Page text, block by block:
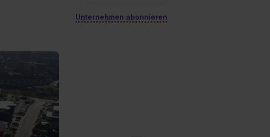
Unternehmen abonnieren